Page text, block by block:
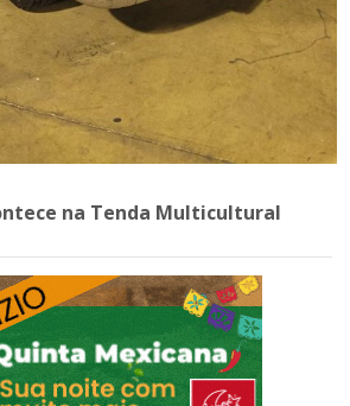
na Tenda Multicultural